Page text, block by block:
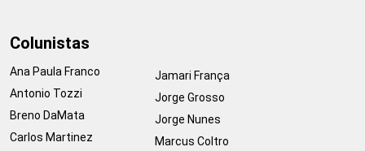
Colunistas
Ana Paula Franco
Antonio Tozzi
Breno DaMata
Carlos Martinez
Jamari França
Jorge Grosso
Jorge Nunes
Marcus Coltro